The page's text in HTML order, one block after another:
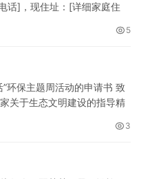
话]，现住址：[详细家庭住
5
环保主题周活动的申请书 致
关于生态文明建设的指导精
3